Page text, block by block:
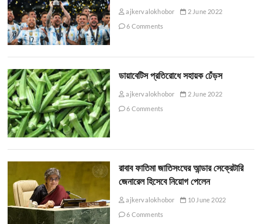
ajkervalokhobor
2 June 2022
6 Comments
ডায়াবেটিস প্রতিরোধে সহায়ক ঢেঁড়স
ajkervalokhobor
2 June 2022
6 Comments
রাবাব ফাতিমা জাতিসংঘের আন্ডার সেক্রেটারি
জেনারেল হিসেবে নিয়োগ পেলেন
ajkervalokhobor
10 June 2022
6 Comments